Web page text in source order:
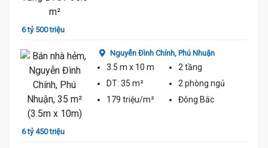
6 tỷ 500 triệu
6 tỷ 450 triệu
Nguyễn Đình Chính, Phú Nhuận
3.5 m x 10 m
2 tầng
DT: 35 m² 2 phòng ngủ
179 triệu/m²
Đông Bắc